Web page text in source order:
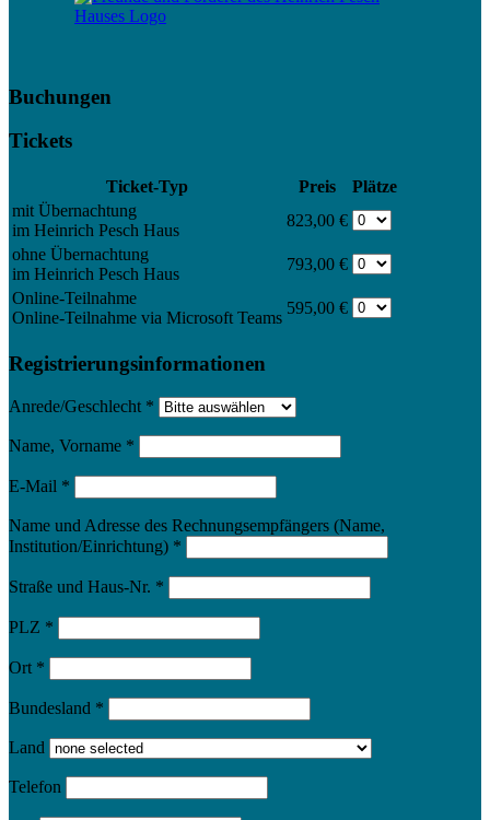
Buchungen
Tickets
Ticket-Typ Preis
Plätze
mit Übernachtung
im Heinrich Pesch Haus
823,00 €
ohne Übernachtung
im Heinrich Pesch Haus
793,00 €
Online-Teilnahme
Online-Teilnahme via Microsoft Teams
595,00 €
Registrierungsinformationen
Anrede/Geschlecht *
Name, Vorname *
E-Mail *
Name und Adresse des Rechnungsempfängers (Name,
Institution/Einrichtung) *
Straße und Haus-Nr. *
PLZ *
Ort *
Bundesland *
Land
Telefon